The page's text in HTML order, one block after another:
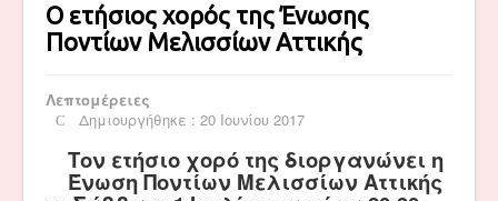
Ο ετήσιος χορός της Ένωσης
Ποντίων Μελισσίων Αττικής
Λεπτομέρειες
Δημιουργήθηκε : 20 Ιουνίου 2017
Τον ετήσιο χορό της διοργανώνει η
Ένωση Ποντίων Μελισσίων Αττικής